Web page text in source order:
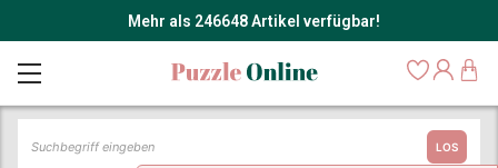
Mehr als 246648 Artikel verfügbar!
LOS